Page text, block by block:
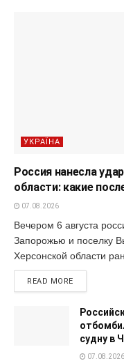
УКРАЇНА
Россия нанесла
области: какие
07.08.2026
Вечером 6 августа
Запорожью и поселку
Херсонской области
READ MORE
судну в
07.08.2026